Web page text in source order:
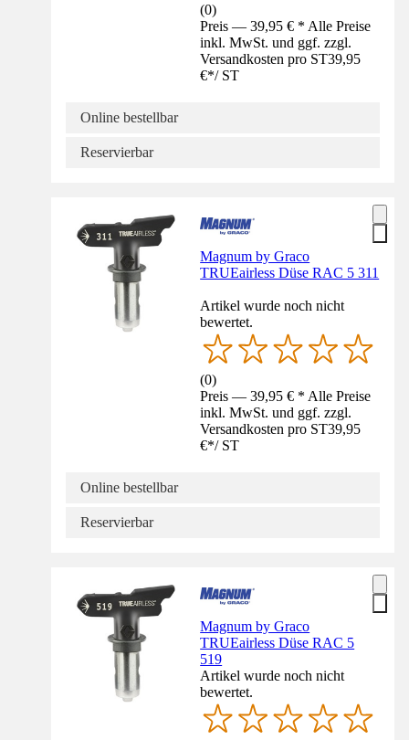
(0)
Preis — 39,95 € * Alle Preise
inkl. MwSt. und ggf. zzgl.
Versandkosten pro ST39,95
€*/ ST
Online bestellbar
Reservierbar
Magnum by Graco
TRUEairless Düse RAC 5 311
Artikel wurde noch nicht
bewertet.
(0)
Preis — 39,95 € * Alle Preise
inkl. MwSt. und ggf. zzgl.
Versandkosten pro ST39,95
€*/ ST
Online bestellbar
Reservierbar
Magnum by Graco
TRUEairless Düse RAC 5
519
Artikel wurde noch nicht
bewertet.